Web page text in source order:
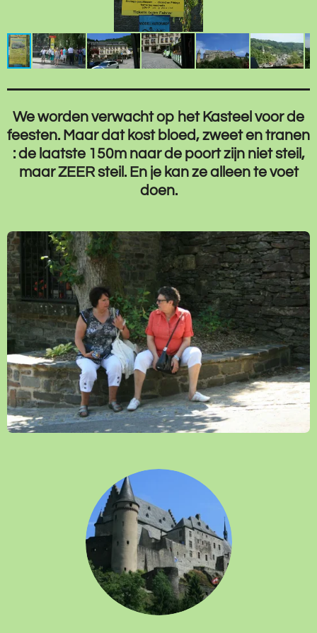
We worden verwacht op het Kasteel voor de
feesten. Maar dat kost bloed, zweet en tranen
: de laatste 150m naar de poort zijn niet steil,
maar ZEER steil. En je kan ze alleen te voet
doen.